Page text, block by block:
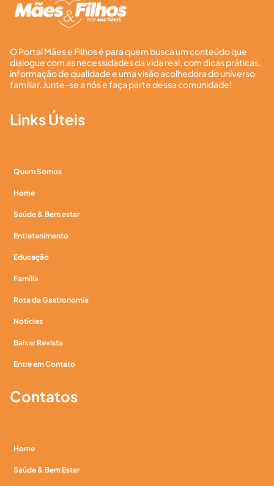
O Portal Mães e Filhos é para quem busca um conteúdo que
dialogue com as necessidades da vida real, com dicas práticas,
informação de qualidade e uma visão acolhedora do universo
familiar. Junte-se a nós e faça parte dessa comunidade!
Links Úteis
Quem Somos
Home
Saúde & Bem estar
Entretenimento
Educação
Família
Rota da Gastronomia
Notícias
Baixar Revista
Entre em Contato
Contatos
Home
Saúde & Bem Estar